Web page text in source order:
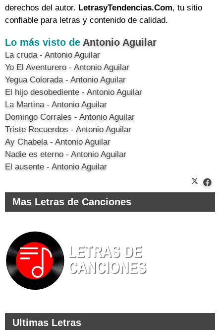
derechos del autor. LetrasyTendencias.Com, tu sitio
confiable para letras y contenido de calidad.
Lo más visto de Antonio Aguilar
La cruda - Antonio Aguilar
Yo El Aventurero - Antonio Aguilar
Yegua Colorada - Antonio Aguilar
El hijo desobediente - Antonio Aguilar
La Martina - Antonio Aguilar
Domingo Corrales - Antonio Aguilar
Triste Recuerdos - Antonio Aguilar
Ay Chabela - Antonio Aguilar
Nadie es eterno - Antonio Aguilar
El ausente - Antonio Aguilar
Mas Letras de Canciones
Ultimas Letras